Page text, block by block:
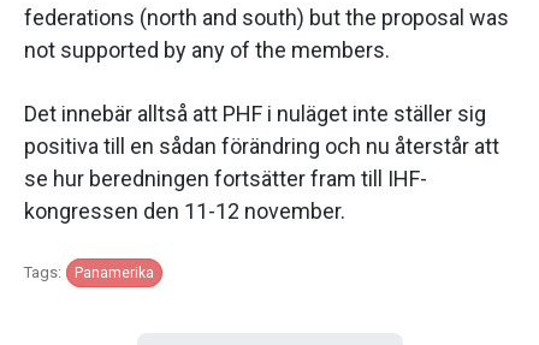
federations (north and south) but the proposal was
not supported by any of the members.
Det innebär alltså att PHF i nuläget inte ställer sig
positiva till en sådan förändring och nu återstår att
se hur beredningen fortsätter fram till IHF-
kongressen den 11-12 november.
Tags: Panamerika